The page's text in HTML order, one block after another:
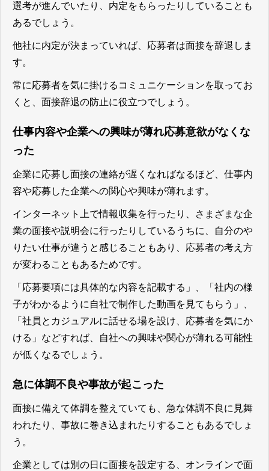
選考が進んでいたり、内定をもらったりしていることも
あるでしょう。
他社に内定が決まっていれば、応募者は面接を辞退しま
す。
常に応募者を気に掛けるコミュニケーションを取ってお
くと、面接辞退の防止に役立つでしょう。
仕事内容や企業への興味が薄れ応募意欲がなくな
った
企業に応募し面接の連絡が遅くなればなるほど、仕事内
容や応募した企業への関心や興味が薄れます。
インターネット上で情報収集を行ったり、さまざまな企
業の面接や説明会に行ったりしているうちに、自分のや
りたい仕事が違うと感じることもあり、応募者の考え方
が変わることもあるためです。
「応募要項には具体的な内容を記載する」、「社内の様
子がわかるように自社で制作した動画を見てもらう」、
「社員とカジュアルに話せる場を設け、応募者を気にか
ける」などすれば、自社への興味や関心が薄れる可能性
が低くなるでしょう。
急に体調不良や事故が起こった
面接に備えて体調を整えていても、急な体調不良に見舞
われたり、事故に巻き込まれたりすることもあるでしょ
う。
企業としては別の日に面接を設定する、オンラインで面